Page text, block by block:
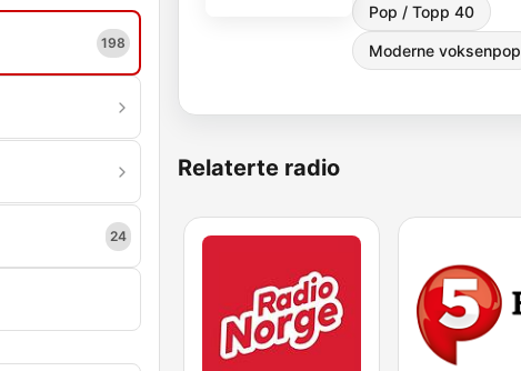
198
24
Pop / Topp 40
Moderne voksenpop
Relaterte radio